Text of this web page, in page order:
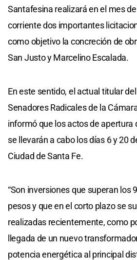
Santafesina realizará en el mes
corriente dos importantes
como objetivo la concreción de
San Justo y Marcelino Escalada.
En este sentido, el actual titular
Senadores Radicales de la
informó que los actos de apertura
se llevarán a cabo los días 6 y 20
Ciudad de Santa Fe.
“Son inversiones que superan los
pesos y que en el corto plazo se
realizadas recientemente, como
llegada de un nuevo
potencia energética al principal